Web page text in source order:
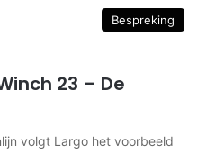
Bespreking
23 – De
volgt Largo het voorbeeld